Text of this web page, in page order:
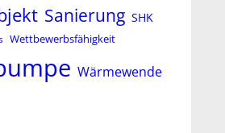
Sanierung SHK
Wettbewerbsfähigkeit
Wärmewende